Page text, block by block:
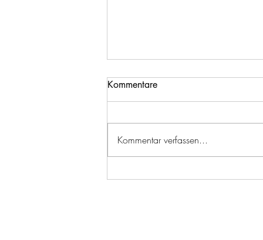
Kommentare
Kommentar verfassen...